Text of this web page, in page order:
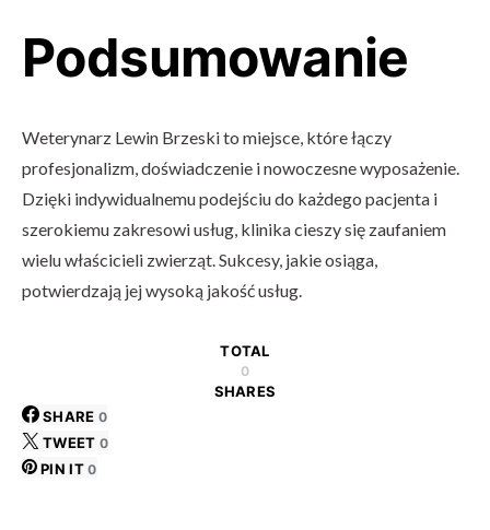
Podsumowanie
Weterynarz Lewin Brzeski to miejsce, które łączy
profesjonalizm, doświadczenie i nowoczesne wyposażenie.
Dzięki indywidualnemu podejściu do każdego pacjenta i
szerokiemu zakresowi usług, klinika cieszy się zaufaniem
wielu właścicieli zwierząt. Sukcesy, jakie osiąga,
potwierdzają jej wysoką jakość usług.
TOTAL
0
SHARES
SHARE 0
TWEET 0
PIN IT 0